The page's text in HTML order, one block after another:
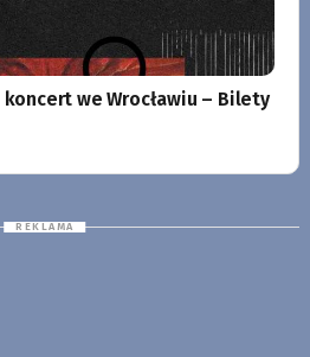
we Wrocławiu – Bilety